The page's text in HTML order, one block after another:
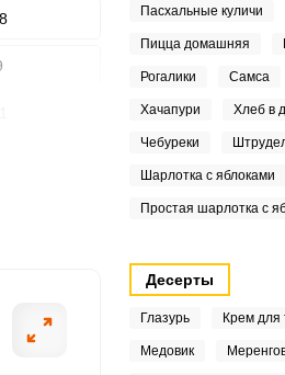
Пасхальные куличи
Пицца домашняя
Рогалики Самса
Хачапури Хлеб в
Чебуреки
Шарлотка с яблоками
Простая шарлотка с
Десерты
Глазурь Крем для
Медовик